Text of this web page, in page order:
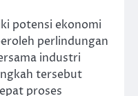
potensi ekonomi
perlindungan
industri
tersebut
proses